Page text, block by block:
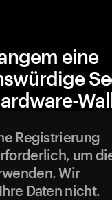
eine
Registrierung
um
Wir
Daten nicht.